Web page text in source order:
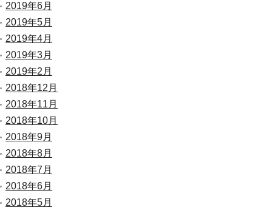
2019年6月
2019年5月
2019年4月
2019年3月
2019年2月
2018年12月
2018年11月
2018年10月
2018年9月
2018年8月
2018年7月
2018年6月
2018年5月